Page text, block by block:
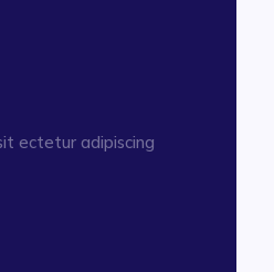
ectetur adipiscing